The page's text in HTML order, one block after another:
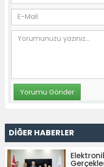
DİĞER HABERLER